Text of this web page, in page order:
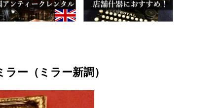
ー（ミラー新調）